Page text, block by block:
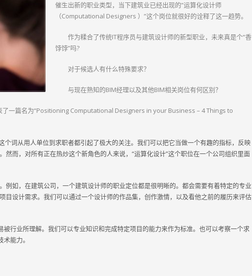
催生出新的职业类型，当下建筑业已经出现的“运算化设计师
（Computational Designers ）”这个岗位就很好的诠释了这一趋势。
作为糅合了传统IT程序员与建筑设计师的新型职业，未来真是个“香
饽饽”吗?
对于候选人有什么特殊要求？
与现在熟知的BIM经理以及其他BIM相关岗位有何区别？
了一篇名为“Positioning Computational Designers in your Business – 4 Things to
词从用人单位到求职者都引起了极大的关注。我们可以把它当做一个有趣的指标，反映
而，对所有正在热炒这个新角色的人来说，“运算化设计”这个职位在一个公司组织里面
例如，在建筑公司，一个建筑设计师的职业定位都是很明晰的。都会需要有着特定的专业
目设计需求。我们可以通过一个设计师的作品集，创作激情，以及看他之前的履历来评估
行业所理解。我们可以专业知识和完成特定项目的能力来作为标准。也可以考察一个求
能力。